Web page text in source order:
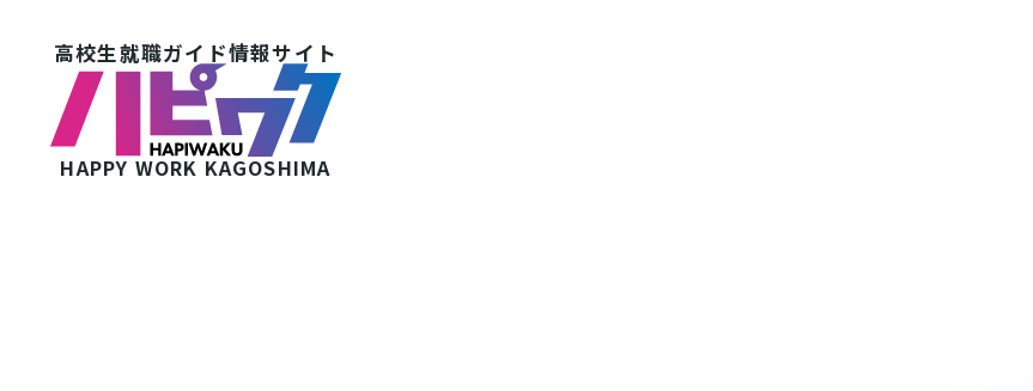
高校生就職ガイド情報サイト
HAPPY WORK KAGOSHIMA